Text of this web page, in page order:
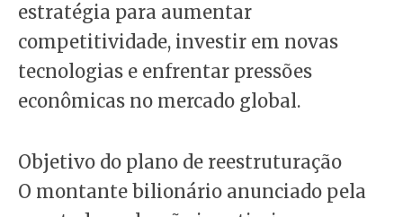
estratégia para aumentar
competitividade, investir em novas
tecnologias e enfrentar pressões
econômicas no mercado global.
Objetivo do plano de reestruturação
O montante bilionário anunciado pela